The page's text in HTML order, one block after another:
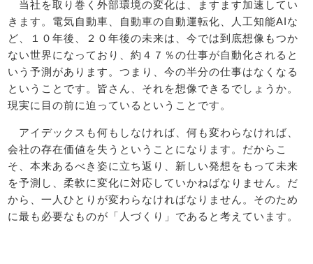
当社を取り巻く外部環境の変化は、ますます加速してい
きます。電気自動車、自動車の自動運転化、人工知能AIな
ど、１０年後、２０年後の未来は、今では到底想像もつか
ない世界になっており、約４７％の仕事が自動化されると
いう予測があります。つまり、今の半分の仕事はなくなる
ということです。皆さん、それを想像できるでしょうか。
現実に目の前に迫っているということです。
アイデックスも何もしなければ、何も変わらなければ、
会社の存在価値を失うということになります。だからこ
そ、本来あるべき姿に立ち返り、新しい発想をもって未来
を予測し、柔軟に変化に対応していかねばなりません。だ
から、一人ひとりが変わらなければなりません。そのため
に最も必要なものが「人づくり」であると考えています。